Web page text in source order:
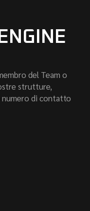
del Team o
strutture,
di contatto